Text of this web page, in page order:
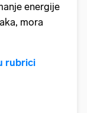
energije
mora
rubrici